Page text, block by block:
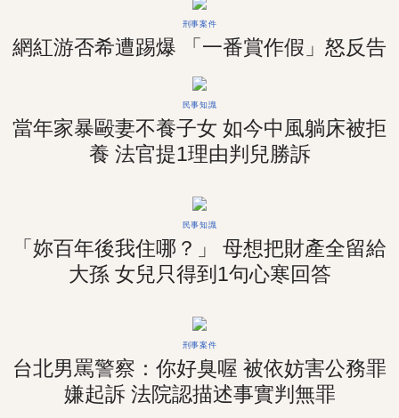
刑事案件
網紅游否希遭踢爆 「一番賞作假」怒反告
民事知識
當年家暴毆妻不養子女 如今中風躺床被拒
養 法官提1理由判兒勝訴
民事知識
「妳百年後我住哪？」 母想把財產全留給
大孫 女兒只得到1句心寒回答
刑事案件
台北男罵警察：你好臭喔 被依妨害公務罪
嫌起訴 法院認描述事實判無罪